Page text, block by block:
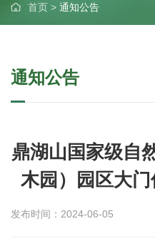
首页 > 通知公告
通知公告
鼎湖山国家级自
木园）园区大
发布时间：2024-06-05